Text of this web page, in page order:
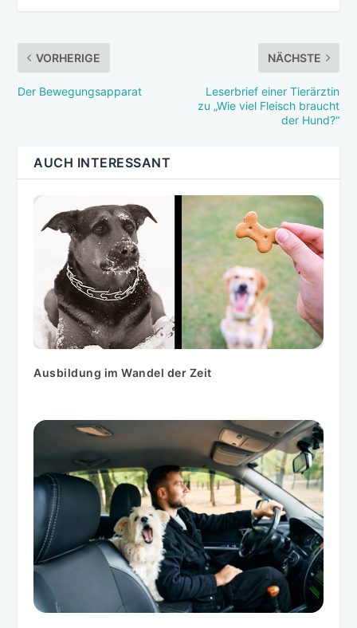
VORHERIGE
Der Bewegungsapparat
NÄCHSTE
Leserbrief einer Tierärztin
zu „Wie viel Fleisch braucht
der Hund?“
AUCH INTERESSANT
Ausbildung im Wandel der Zeit